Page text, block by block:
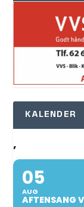
KALENDER
,
05
AUG
AFTENSANG